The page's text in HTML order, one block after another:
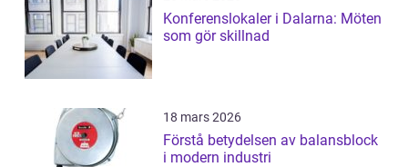
Konferenslokaler i Dalarna: Möten
som gör skillnad
18 mars 2026
Förstå betydelsen av balansblock
i modern industri